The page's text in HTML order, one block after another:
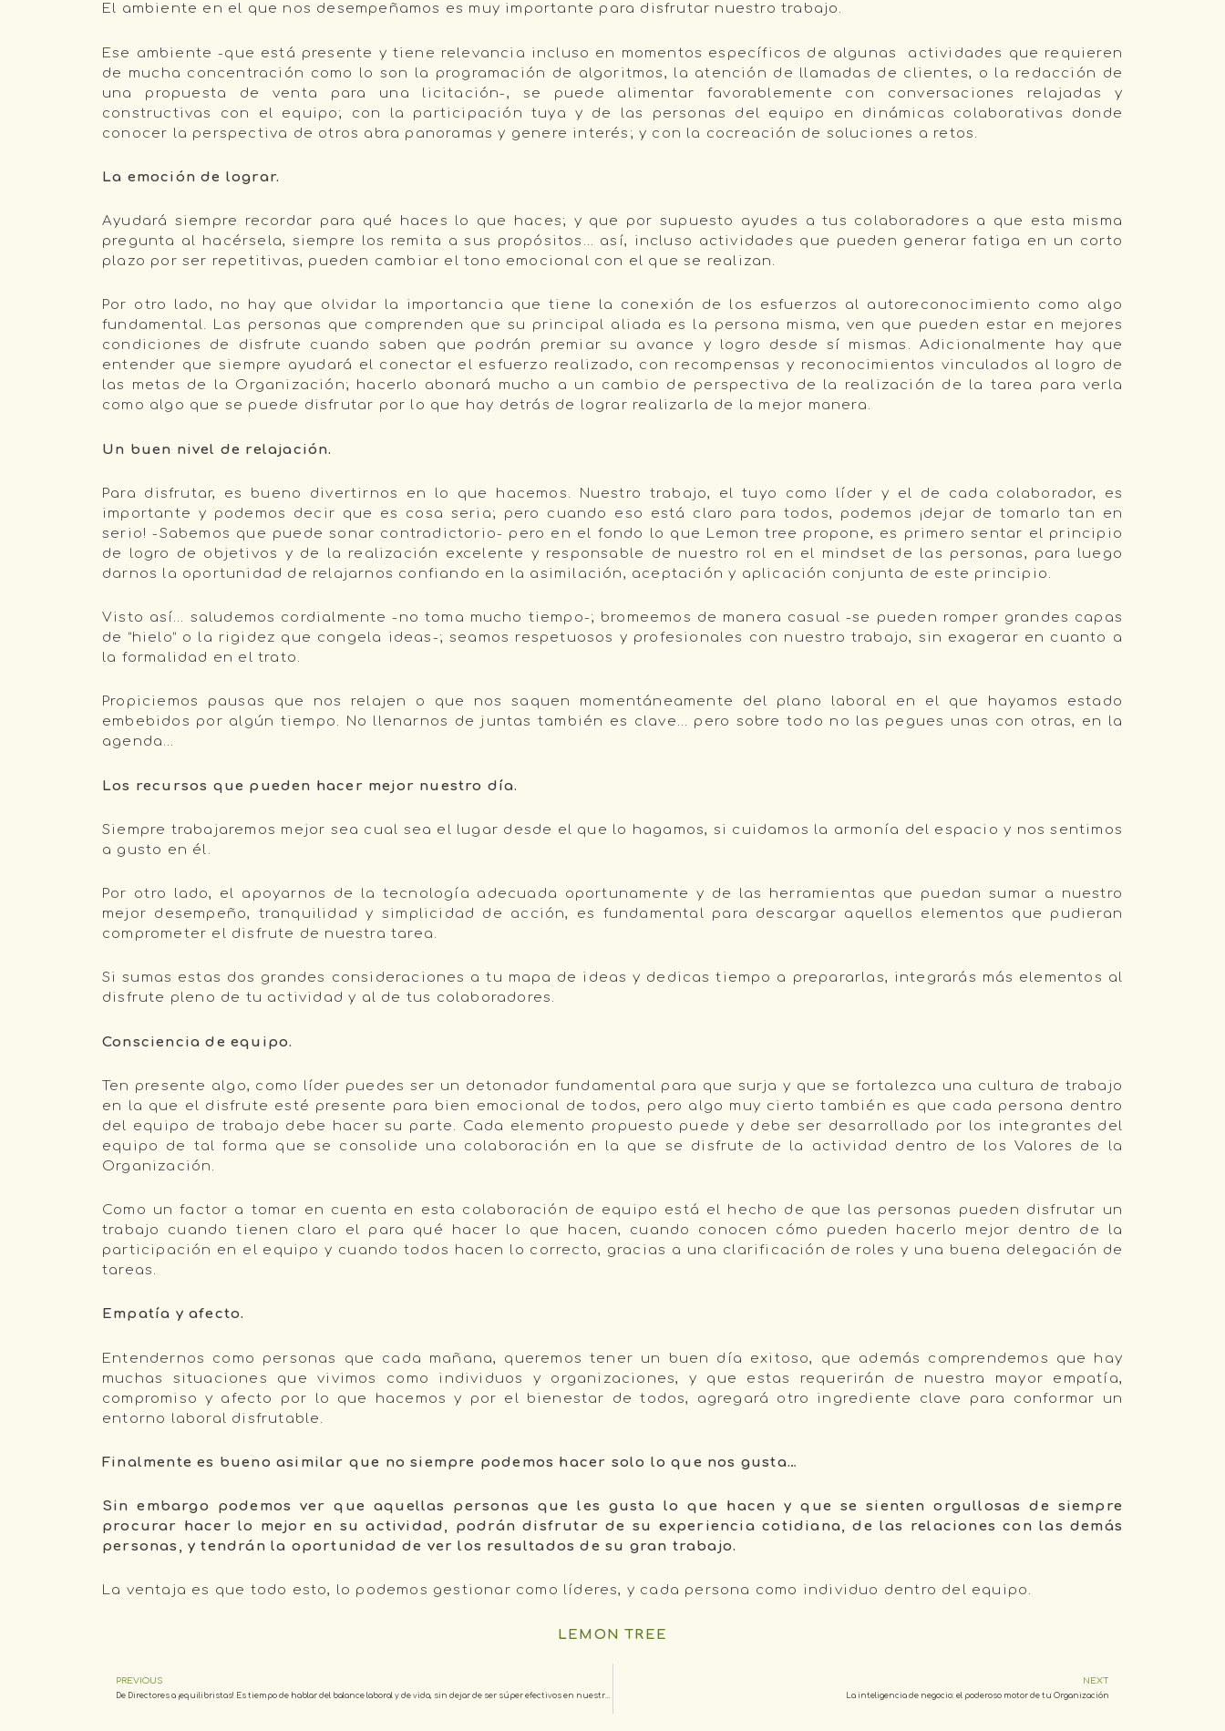
El ambiente en el que nos desempeñamos es muy importante para disfrutar nuestro trabajo.
Ese ambiente -que está presente y tiene relevancia incluso en momentos específicos de algunas actividades que requieren
de mucha concentración como lo son la programación de algoritmos, la atención de llamadas de clientes, o la redacción de
una propuesta de venta para una licitación-, se puede alimentar favorablemente con conversaciones relajadas y
constructivas con el equipo; con la participación tuya y de las personas del equipo en dinámicas colaborativas donde
conocer la perspectiva de otros abra panoramas y genere interés; y con la cocreación de soluciones a retos.
La emoción de lograr.
Ayudará siempre recordar para qué haces lo que haces; y que por supuesto ayudes a tus colaboradores a que esta misma
pregunta al hacérsela, siempre los remita a sus propósitos… así, incluso actividades que pueden generar fatiga en un corto
plazo por ser repetitivas, pueden cambiar el tono emocional con el que se realizan.
Por otro lado, no hay que olvidar la importancia que tiene la conexión de los esfuerzos al autoreconocimiento como algo
fundamental. Las personas que comprenden que su principal aliada es la persona misma, ven que pueden estar en mejores
condiciones de disfrute cuando saben que podrán premiar su avance y logro desde sí mismas. Adicionalmente hay que
entender que siempre ayudará el conectar el esfuerzo realizado, con recompensas y reconocimientos vinculados al logro de
las metas de la Organización; hacerlo abonará mucho a un cambio de perspectiva de la realización de la tarea para verla
como algo que se puede disfrutar por lo que hay detrás de lograr realizarla de la mejor manera.
Un buen nivel de relajación.
Para disfrutar, es bueno divertirnos en lo que hacemos. Nuestro trabajo, el tuyo como líder y el de cada colaborador, es
importante y podemos decir que es cosa seria; pero cuando eso está claro para todos, podemos ¡dejar de tomarlo tan en
serio! -Sabemos que puede sonar contradictorio- pero en el fondo lo que Lemon tree propone, es primero sentar el principio
de logro de objetivos y de la realización excelente y responsable de nuestro rol en el mindset de las personas, para luego
darnos la oportunidad de relajarnos confiando en la asimilación, aceptación y aplicación conjunta de este principio.
Visto así… saludemos cordialmente -no toma mucho tiempo-; bromeemos de manera casual -se pueden romper grandes capas
de “hielo” o la rigidez que congela ideas-; seamos respetuosos y profesionales con nuestro trabajo, sin exagerar en cuanto a
la formalidad en el trato.
Propiciemos pausas que nos relajen o que nos saquen momentáneamente del plano laboral en el que hayamos estado
embebidos por algún tiempo. No llenarnos de juntas también es clave… pero sobre todo no las pegues unas con otras, en la
agenda…
Los recursos que pueden hacer mejor nuestro día.
Siempre trabajaremos mejor sea cual sea el lugar desde el que lo hagamos, si cuidamos la armonía del espacio y nos sentimos
a gusto en él.
Por otro lado, el apoyarnos de la tecnología adecuada oportunamente y de las herramientas que puedan sumar a nuestro
mejor desempeño, tranquilidad y simplicidad de acción, es fundamental para descargar aquellos elementos que pudieran
comprometer el disfrute de nuestra tarea.
Si sumas estas dos grandes consideraciones a tu mapa de ideas y dedicas tiempo a prepararlas, integrarás más elementos al
disfrute pleno de tu actividad y al de tus colaboradores.
Consciencia de equipo.
Ten presente algo, como líder puedes ser un detonador fundamental para que surja y que se fortalezca una cultura de trabajo
en la que el disfrute esté presente para bien emocional de todos, pero algo muy cierto también es que cada persona dentro
del equipo de trabajo debe hacer su parte. Cada elemento propuesto puede y debe ser desarrollado por los integrantes del
equipo de tal forma que se consolide una colaboración en la que se disfrute de la actividad dentro de los Valores de la
Organización.
Como un factor a tomar en cuenta en esta colaboración de equipo está el hecho de que las personas pueden disfrutar un
trabajo cuando tienen claro el para qué hacer lo que hacen, cuando conocen cómo pueden hacerlo mejor dentro de la
participación en el equipo y cuando todos hacen lo correcto, gracias a una clarificación de roles y una buena delegación de
tareas.
Empatía y afecto.
Entendernos como personas que cada mañana, queremos tener un buen día exitoso, que además comprendemos que hay
muchas situaciones que vivimos como individuos y organizaciones, y que estas requerirán de nuestra mayor empatía,
compromiso y afecto por lo que hacemos y por el bienestar de todos, agregará otro ingrediente clave para conformar un
entorno laboral disfrutable.
Finalmente es bueno asimilar que no siempre podemos hacer solo lo que nos gusta…
Sin embargo podemos ver que aquellas personas que les gusta lo que hacen y que se sienten orgullosas de siempre
procurar hacer lo mejor en su actividad, podrán disfrutar de su experiencia cotidiana, de las relaciones con las demás
personas, y tendrán la oportunidad de ver los resultados de su gran trabajo.
La ventaja es que todo esto, lo podemos gestionar como líderes, y cada persona como individuo dentro del equipo.
LEMON TREE
PREVIOUS
De Directores a ¡equilibristas! Es tiempo de hablar del balance laboral y de vida, sin dejar de ser súper efectivos en nuestra empresa.
NEXT
La inteligencia de negocio: el poderoso motor de tu Organización